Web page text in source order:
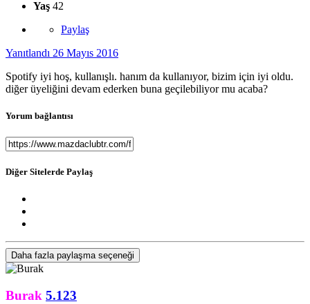
Yaş 42
Paylaş
Yanıtlandı 26 Mayıs 2016
Spotify iyi hoş, kullanışlı. hanım da kullanıyor, bizim için iyi oldu.
diğer üyeliğini devam ederken buna geçilebiliyor mu acaba?
Yorum bağlantısı
Diğer Sitelerde Paylaş
Daha fazla paylaşma seçeneği
Burak 5.123